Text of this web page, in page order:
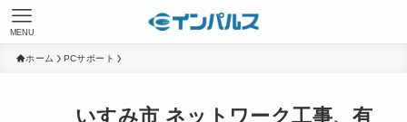
MENU
ホーム PCサポート
いすみ市 ネットワーク工事、有